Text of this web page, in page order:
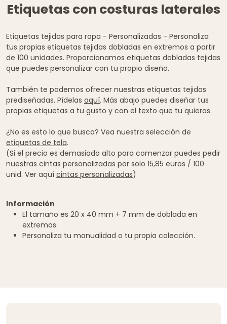
Etiquetas con costuras laterales
Etiquetas tejidas para ropa - Personalizadas - Personaliza
tus propias etiquetas tejidas dobladas en extremos a partir
de 100 unidades. Proporcionamos etiquetas dobladas tejidas
que puedes personalizar con tu propio diseño.
También te podemos ofrecer nuestras etiquetas tejidas
prediseñadas. Pídelas aquí. Más abajo puedes diseñar tus
propias etiquetas a tu gusto y con el texto que tu quieras.
¿No es esto lo que busca? Vea nuestra selección de
etiquetas de tela.
(Si el precio es demasiado alto para comenzar puedes pedir
nuestras cintas personalizadas por solo 15,85 euros / 100
unid. Ver aquí cintas personalizadas)
Información
El tamaño es 20 x 40 mm + 7 mm de doblada en
extremos.
Personaliza tu manualidad o tu propia colección.